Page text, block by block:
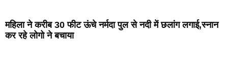
महिला ने करीब 30 फीट ऊंचे नर्मदा पुल से नदी में छलांग लगाई,स्नान
कर रहे लोगो ने बचाया